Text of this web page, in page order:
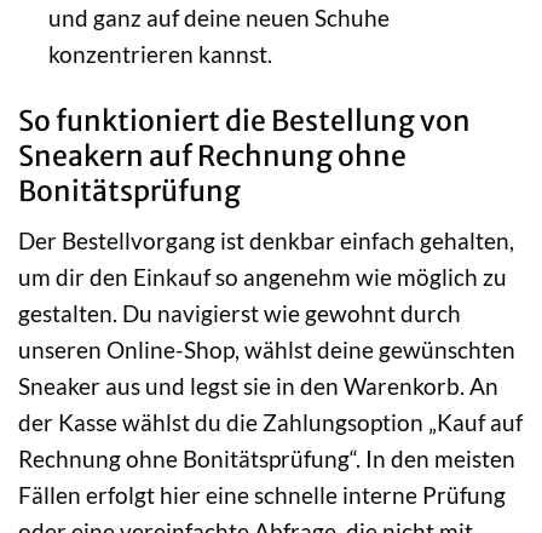
und ganz auf deine neuen Schuhe
konzentrieren kannst.
So funktioniert die Bestellung von
Sneakern auf Rechnung ohne
Bonitätsprüfung
Der Bestellvorgang ist denkbar einfach gehalten,
um dir den Einkauf so angenehm wie möglich zu
gestalten. Du navigierst wie gewohnt durch
unseren Online-Shop, wählst deine gewünschten
Sneaker aus und legst sie in den Warenkorb. An
der Kasse wählst du die Zahlungsoption „Kauf auf
Rechnung ohne Bonitätsprüfung“. In den meisten
Fällen erfolgt hier eine schnelle interne Prüfung